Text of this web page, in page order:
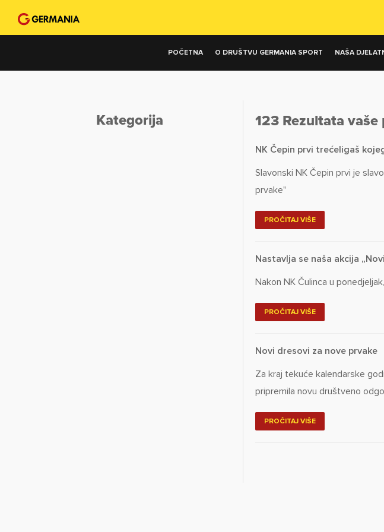
POČETNA O DRUŠTVU GERMANIA SPORT NAŠA
Kategorija 123 Rezultata vaše
NK Čepin prvi trećeligaš
Slavonski NK Čepin prvi je
prvake"
PROČITAJ VIŠE
Nastavlja se naša akcija
Nakon NK Čulinca u
PROČITAJ VIŠE
Novi dresovi za nove prvake
Za kraj tekuće kalendarske
pripremila novu društveno
PROČITAJ VIŠE